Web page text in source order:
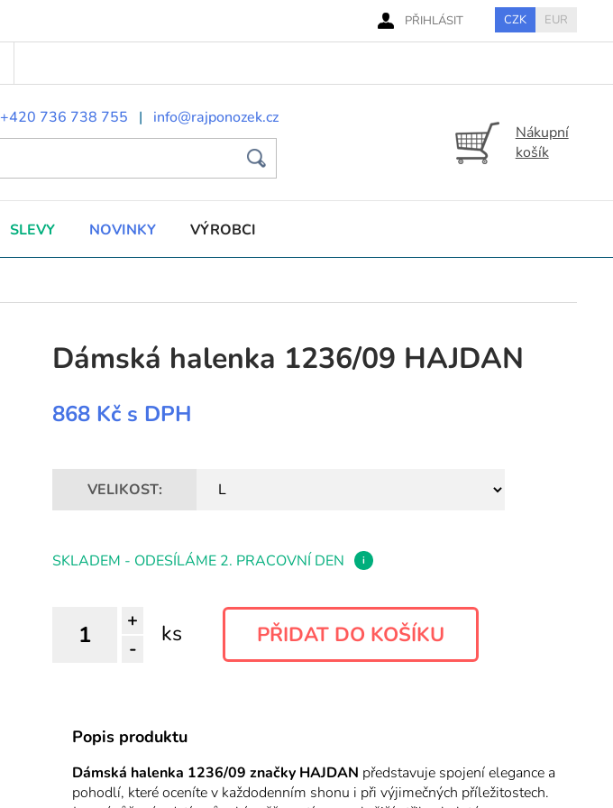
PŘIHLÁSIT CZK EUR
+420 736 738 755 | info@rajponozek.cz
Nákupní
košík
SLEVY NOVINKY VÝROBCI
Dámská halenka 1236/09 HAJDAN
868 Kč s DPH
VELIKOST:
SKLADEM - ODESÍLÁME 2. PRACOVNÍ DEN i
+
-
ks
Popis produktu
Dámská halenka 1236/09 značky HAJDAN představuje spojení elegance a
pohodlí, které oceníte v každodenním shonu i při výjimečných příležitostech.